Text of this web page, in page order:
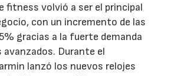
fitness volvió a ser el principal
con un incremento de las
gracias a la fuerte demanda
avanzados. Durante el
lanzó los nuevos relojes